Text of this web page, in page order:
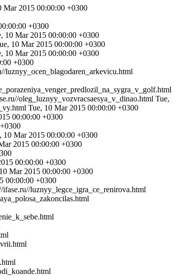
Mar 2015 00:00:00 +0300
+0300
10 Mar 2015 00:00:00 +0300
10 Mar 2015 00:00:00 +0300
10 Mar 2015 00:00:00 +0300
+0300
luznyy_ocen_blagodaren_arkevicu.html
oleg_luznyy_vozvracsaesya_v_dinao.html Tue,
Tue, 10 Mar 2015 00:00:00 +0300
00:00:00 +0300
10 Mar 2015 00:00:00 +0300
2015 00:00:00 +0300
00:00:00 +0300
Mar 2015 00:00:00 +0300
00:00:00 +0300
ifase.ru//luznyy_legce_igra_ce_renirova.html